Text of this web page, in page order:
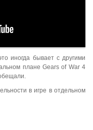
иногда бывает с другими
плане Gears of War 4
в игре в отдельном